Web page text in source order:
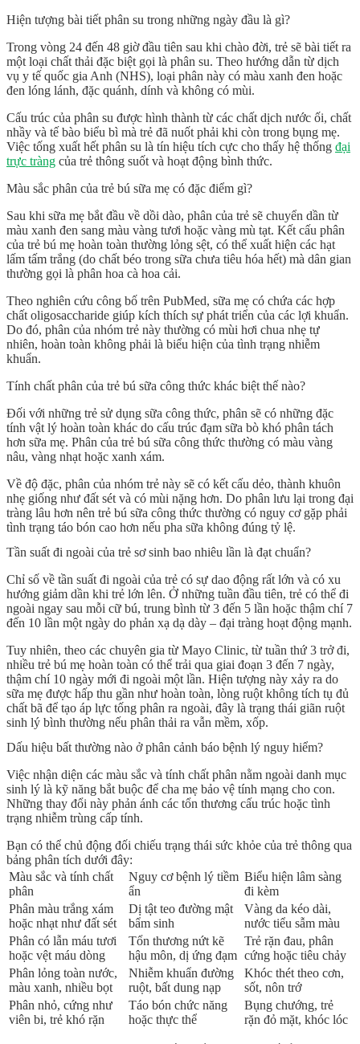
Hiện tượng bài tiết phân su trong những ngày đầu là gì?
Trong vòng 24 đến 48 giờ đầu tiên sau khi chào đời, trẻ sẽ bài tiết ra
một loại chất thải đặc biệt gọi là phân su. Theo hướng dẫn từ dịch
vụ y tế quốc gia Anh (NHS), loại phân này có màu xanh đen hoặc
đen lóng lánh, đặc quánh, dính và không có mùi.
Cấu trúc của phân su được hình thành từ các chất dịch nước ối, chất
nhầy và tế bào biểu bì mà trẻ đã nuốt phải khi còn trong bụng mẹ.
Việc tống xuất hết phân su là tín hiệu tích cực cho thấy hệ thống đại
trực tràng của trẻ thông suốt và hoạt động bình thức.
Màu sắc phân của trẻ bú sữa mẹ có đặc điểm gì?
Sau khi sữa mẹ bắt đầu về dồi dào, phân của trẻ sẽ chuyển dần từ
màu xanh đen sang màu vàng tươi hoặc vàng mù tạt. Kết cấu phân
của trẻ bú mẹ hoàn toàn thường lỏng sệt, có thể xuất hiện các hạt
lấm tấm trắng (do chất béo trong sữa chưa tiêu hóa hết) mà dân gian
thường gọi là phân hoa cà hoa cải.
Theo nghiên cứu công bố trên PubMed, sữa mẹ có chứa các hợp
chất oligosaccharide giúp kích thích sự phát triển của các lợi khuẩn.
Do đó, phân của nhóm trẻ này thường có mùi hơi chua nhẹ tự
nhiên, hoàn toàn không phải là biểu hiện của tình trạng nhiễm
khuẩn.
Tính chất phân của trẻ bú sữa công thức khác biệt thế nào?
Đối với những trẻ sử dụng sữa công thức, phân sẽ có những đặc
tính vật lý hoàn toàn khác do cấu trúc đạm sữa bò khó phân tách
hơn sữa mẹ. Phân của trẻ bú sữa công thức thường có màu vàng
nâu, vàng nhạt hoặc xanh xám.
Về độ đặc, phân của nhóm trẻ này sẽ có kết cấu dẻo, thành khuôn
nhẹ giống như đất sét và có mùi nặng hơn. Do phân lưu lại trong đại
tràng lâu hơn nên trẻ bú sữa công thức thường có nguy cơ gặp phải
tình trạng táo bón cao hơn nếu pha sữa không đúng tỷ lệ.
Tần suất đi ngoài của trẻ sơ sinh bao nhiêu lần là đạt chuẩn?
Chỉ số về tần suất đi ngoài của trẻ có sự dao động rất lớn và có xu
hướng giảm dần khi trẻ lớn lên. Ở những tuần đầu tiên, trẻ có thể đi
ngoài ngay sau mỗi cữ bú, trung bình từ 3 đến 5 lần hoặc thậm chí 7
đến 10 lần một ngày do phản xạ dạ dày – đại tràng hoạt động mạnh.
Tuy nhiên, theo các chuyên gia từ Mayo Clinic, từ tuần thứ 3 trở đi,
nhiều trẻ bú mẹ hoàn toàn có thể trải qua giai đoạn 3 đến 7 ngày,
thậm chí 10 ngày mới đi ngoài một lần. Hiện tượng này xảy ra do
sữa mẹ được hấp thu gần như hoàn toàn, lòng ruột không tích tụ đủ
chất bã để tạo áp lực tống phân ra ngoài, đây là trạng thái giãn ruột
sinh lý bình thường nếu phân thải ra vẫn mềm, xốp.
Dấu hiệu bất thường nào ở phân cảnh báo bệnh lý nguy hiểm?
Việc nhận diện các màu sắc và tính chất phân nằm ngoài danh mục
sinh lý là kỹ năng bắt buộc để cha mẹ bảo vệ tính mạng cho con.
Những thay đổi này phản ánh các tổn thương cấu trúc hoặc tình
trạng nhiễm trùng cấp tính.
Bạn có thể chủ động đối chiếu trạng thái sức khỏe của trẻ thông qua
bảng phân tích dưới đây:
Màu sắc và tính chất
phân
Nguy cơ bệnh lý tiềm
ẩn
Biểu hiện lâm sàng
đi kèm
Phân màu trắng xám
hoặc nhạt như đất sét
Dị tật teo đường mật
bẩm sinh
Vàng da kéo dài,
nước tiểu sẫm màu
Phân có lẫn máu tươi
hoặc vệt máu dòng
Tổn thương nứt kẽ
hậu môn, dị ứng đạm
Trẻ rặn đau, phân
cứng hoặc tiêu chảy
Phân lỏng toàn nước,
màu xanh, nhiều bọt
Nhiễm khuẩn đường
ruột, bất dung nạp
Khóc thét theo cơn,
sốt, nôn trớ
Phân nhỏ, cứng như
viên bi, trẻ khó rặn
Táo bón chức năng
hoặc thực thể
Bụng chướng, trẻ
rặn đỏ mặt, khóc lóc